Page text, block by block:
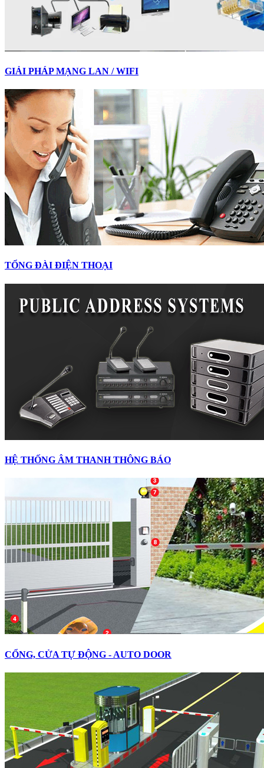
GIẢI PHÁP MẠNG LAN / WIFI
TỔNG ĐÀI ĐIỆN THOẠI
HỆ THỐNG ÂM THANH THÔNG BÁO
CỔNG, CỬA TỰ ĐỘNG - AUTO DOOR